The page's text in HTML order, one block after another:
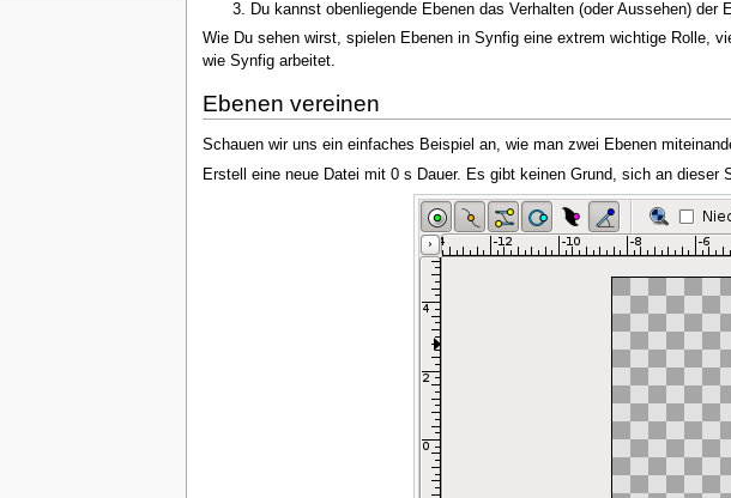
Du kannst obenliegende Ebenen das Verhalten (oder Aussehen)
Wie Du sehen wirst, spielen Ebenen in Synfig eine extrem wichtige Rolle,
wie Synfig arbeitet.
Ebenen vereinen
Schauen wir uns ein einfaches Beispiel an, wie man zwei Ebenen
Erstell eine neue Datei mit 0 s Dauer. Es gibt keinen Grund, sich an